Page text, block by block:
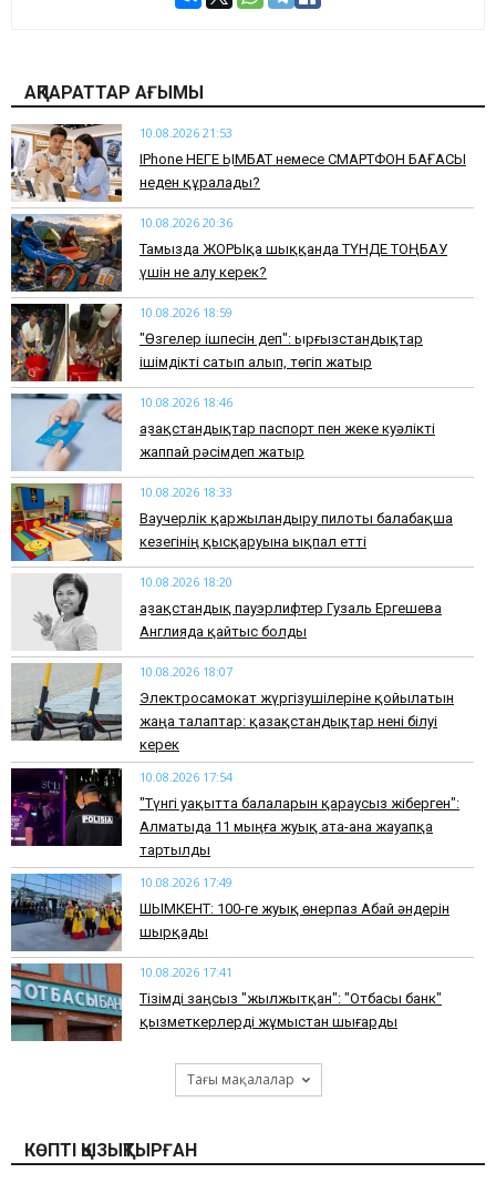
АҚПАРАТТАР АҒЫМЫ
10.08.2026 21:53
IPhone НЕГЕ ҚЫМБАТ немесе СМАРТФОН БАҒАСЫ
неден құралады?
10.08.2026 20:36
​Тамызда ЖОРЫҚқа шыққанда ТҮНДЕ ТОҢБАУ
үшін не алу керек?
10.08.2026 18:59
"Өзгелер ішпесін деп": Қырғызстандықтар
ішімдікті сатып алып, төгіп жатыр
10.08.2026 18:46
Қазақстандықтар паспорт пен жеке куәлікті
жаппай рәсімдеп жатыр
10.08.2026 18:33
Ваучерлік қаржыландыру пилоты балабақша
кезегінің қысқаруына ықпал етті
10.08.2026 18:20
Қазақстандық пауэрлифтер Гузаль Ергешева
Англияда қайтыс болды
10.08.2026 18:07
Электросамокат жүргізушілеріне қойылатын
жаңа талаптар: қазақстандықтар нені білуі
керек
10.08.2026 17:54
"Түнгі уақытта балаларын қараусыз жіберген":
Алматыда 11 мыңға жуық ата-ана жауапқа
тартылды
10.08.2026 17:49
ШЫМКЕНТ: 100-ге жуық өнерпаз Абай әндерін
шырқады
10.08.2026 17:41
Тізімді заңсыз "жылжытқан": "Отбасы банк"
қызметкерлерді жұмыстан шығарды
Тағы мақалалар
КӨПТІ ҚЫЗЫҚТЫРҒАН